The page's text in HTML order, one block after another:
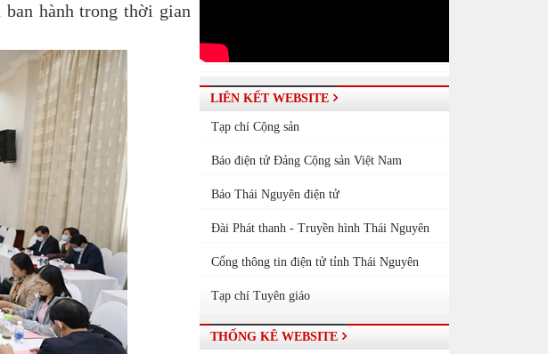
hành trong thời gian
LIÊN KẾT WEBSITE
Tạp chí Cộng sản
Báo điện tử Đảng Cộng sản Việt Nam
Báo Thái Nguyên điện tử
Đài Phát thanh - Truyền hình Thái Nguyên
Cổng thông tin điện tử tỉnh Thái Nguyên
Tạp chí Tuyên giáo
THỐNG KÊ WEBSITE